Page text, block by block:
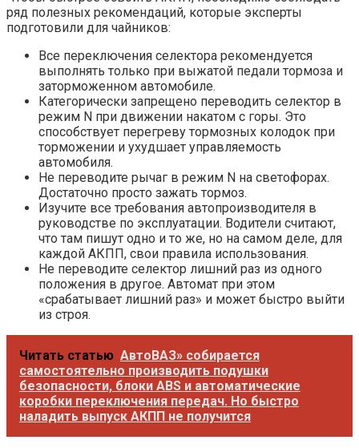
ряд полезных рекомендаций, которые эксперты
подготовили для чайников:
Все переключения селектора рекомендуется
выполнять только при выжатой педали тормоза и
заторможенном автомобиле.
Категорически запрещено переводить селектор в
режим N при движении накатом с горы. Это
способствует перегреву тормозных колодок при
торможении и ухудшает управляемость
автомобиля.
Не переводите рычаг в режим N на светофорах.
Достаточно просто зажать тормоз.
Изучите все требования автопроизводителя в
руководстве по эксплуатации. Водители считают,
что там пишут одно и то же, но на самом деле, для
каждой АКПП, свои правила использования.
Не переводите селектор лишний раз из одного
положения в другое. Автомат при этом
«срабатывает лишний раз» и может быстро выйти
из строя.
Читать статью АвтоВАЗ» собирается
самостоятельно производить подушки
безопасности, блоки ABS и автоматические
коробки переключения передач. Но быстро
наладить выпуск АКПП не получится